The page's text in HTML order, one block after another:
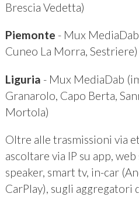
Brescia Vedetta)
Piemonte - Mux
Cuneo La Morra, Sestriere)
Liguria - Mux MediaDab
Granarolo, Capo Berta,
Mortola)
Oltre alle trasmissioni via
ascoltare via IP su app,
speaker, smart tv, in-car
CarPlay), sugli aggregatori